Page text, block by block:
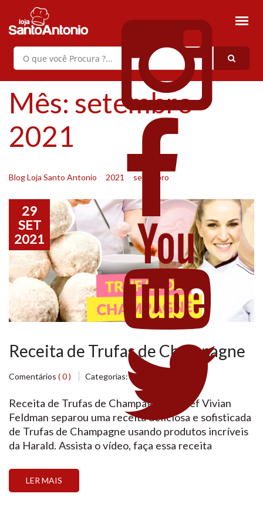
Mês: setembro
2021
Blog Loja Santo Antonio 2021 setembro
Receita de Trufas de Champagne
Comentários ( 0 ) Categorias:Diversos
Receita de Trufas de Champagne A Chef Vivian
Feldman separou uma receita deliciosa e sofisticada
de Trufas de Champagne usando produtos incríveis
da Harald. Assista o vídeo, faça essa receita
os produtos utilizados em nossa loja virtual. Ah! E
não esqueça de se inscrever em nosso canal do
LER MAIS
29
SET
2021